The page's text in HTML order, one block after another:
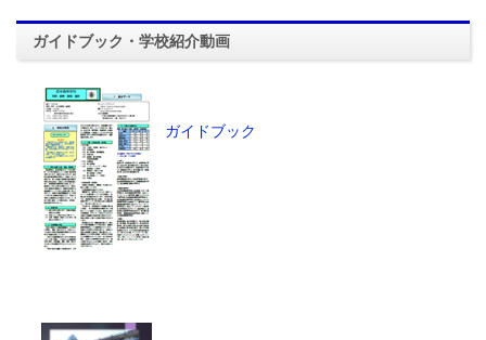
ガイドブック・学校紹介動画
ガイドブック